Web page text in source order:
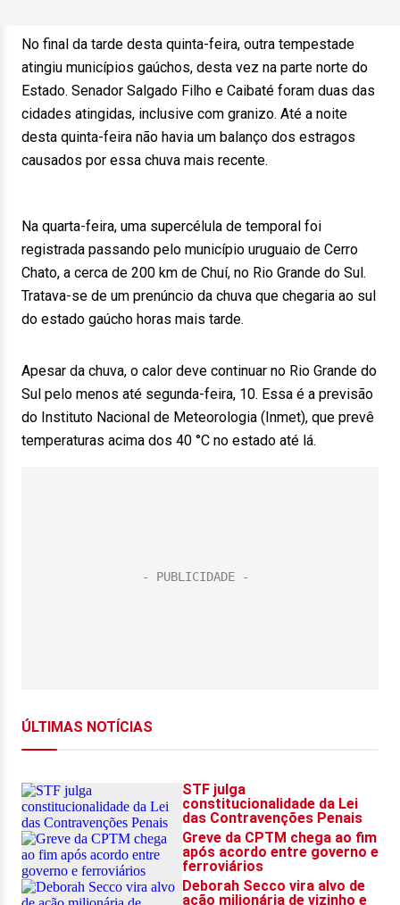
No final da tarde desta quinta-feira, outra tempestade
atingiu municípios gaúchos, desta vez na parte norte do
Estado. Senador Salgado Filho e Caibaté foram duas das
cidades atingidas, inclusive com granizo. Até a noite
desta quinta-feira não havia um balanço dos estragos
causados por essa chuva mais recente.
Na quarta-feira, uma supercélula de temporal foi
registrada passando pelo município uruguaio de Cerro
Chato, a cerca de 200 km de Chuí, no Rio Grande do Sul.
Tratava-se de um prenúncio da chuva que chegaria ao sul
do estado gaúcho horas mais tarde.
Apesar da chuva, o calor deve continuar no Rio Grande do
Sul pelo menos até segunda-feira, 10. Essa é a previsão
do Instituto Nacional de Meteorologia (Inmet), que prevê
temperaturas acima dos 40 °C no estado até lá.